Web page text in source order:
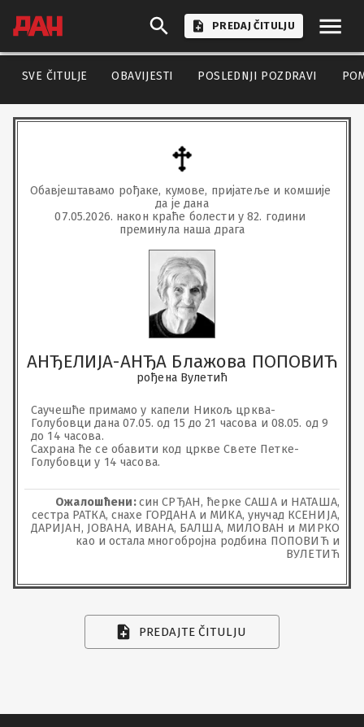
PREDAJ ČITULJU
SVE ČITULJE OBAVIJESTI POSLEDNJI POZDRAVI
Обавјештавамо рођаке, кумове, пријатеље и комшије
да је дана
07.05.2026. након краће болести у 82. години
преминула наша драга
АНЂЕЛИЈА-АНЂА Блажова ПОПОВИЋ
рођена Вулетић
Саучешће примамо у капели Никољ црква-
Голубовци дана 07.05. од 15 до 21 часова и 08.05. од 9
до 14 часова.
Сахрана ће се обавити код цркве Свете Петке-
Голубовци у 14 часова.
Ожалошћени:син СРЂАН, ћерке САША и НАТАША,
сестра РАТКА, снахе ГОРДАНА и МИКА, унучад КСЕНИЈА,
ДАРИЈАН, ЈОВАНА, ИВАНА, БАЛША, МИЛОВАН и МИРКО
као и остала многобројна родбина ПОПОВИЋ и
ВУЛЕТИЋ
PREDAJTE ČITULJU